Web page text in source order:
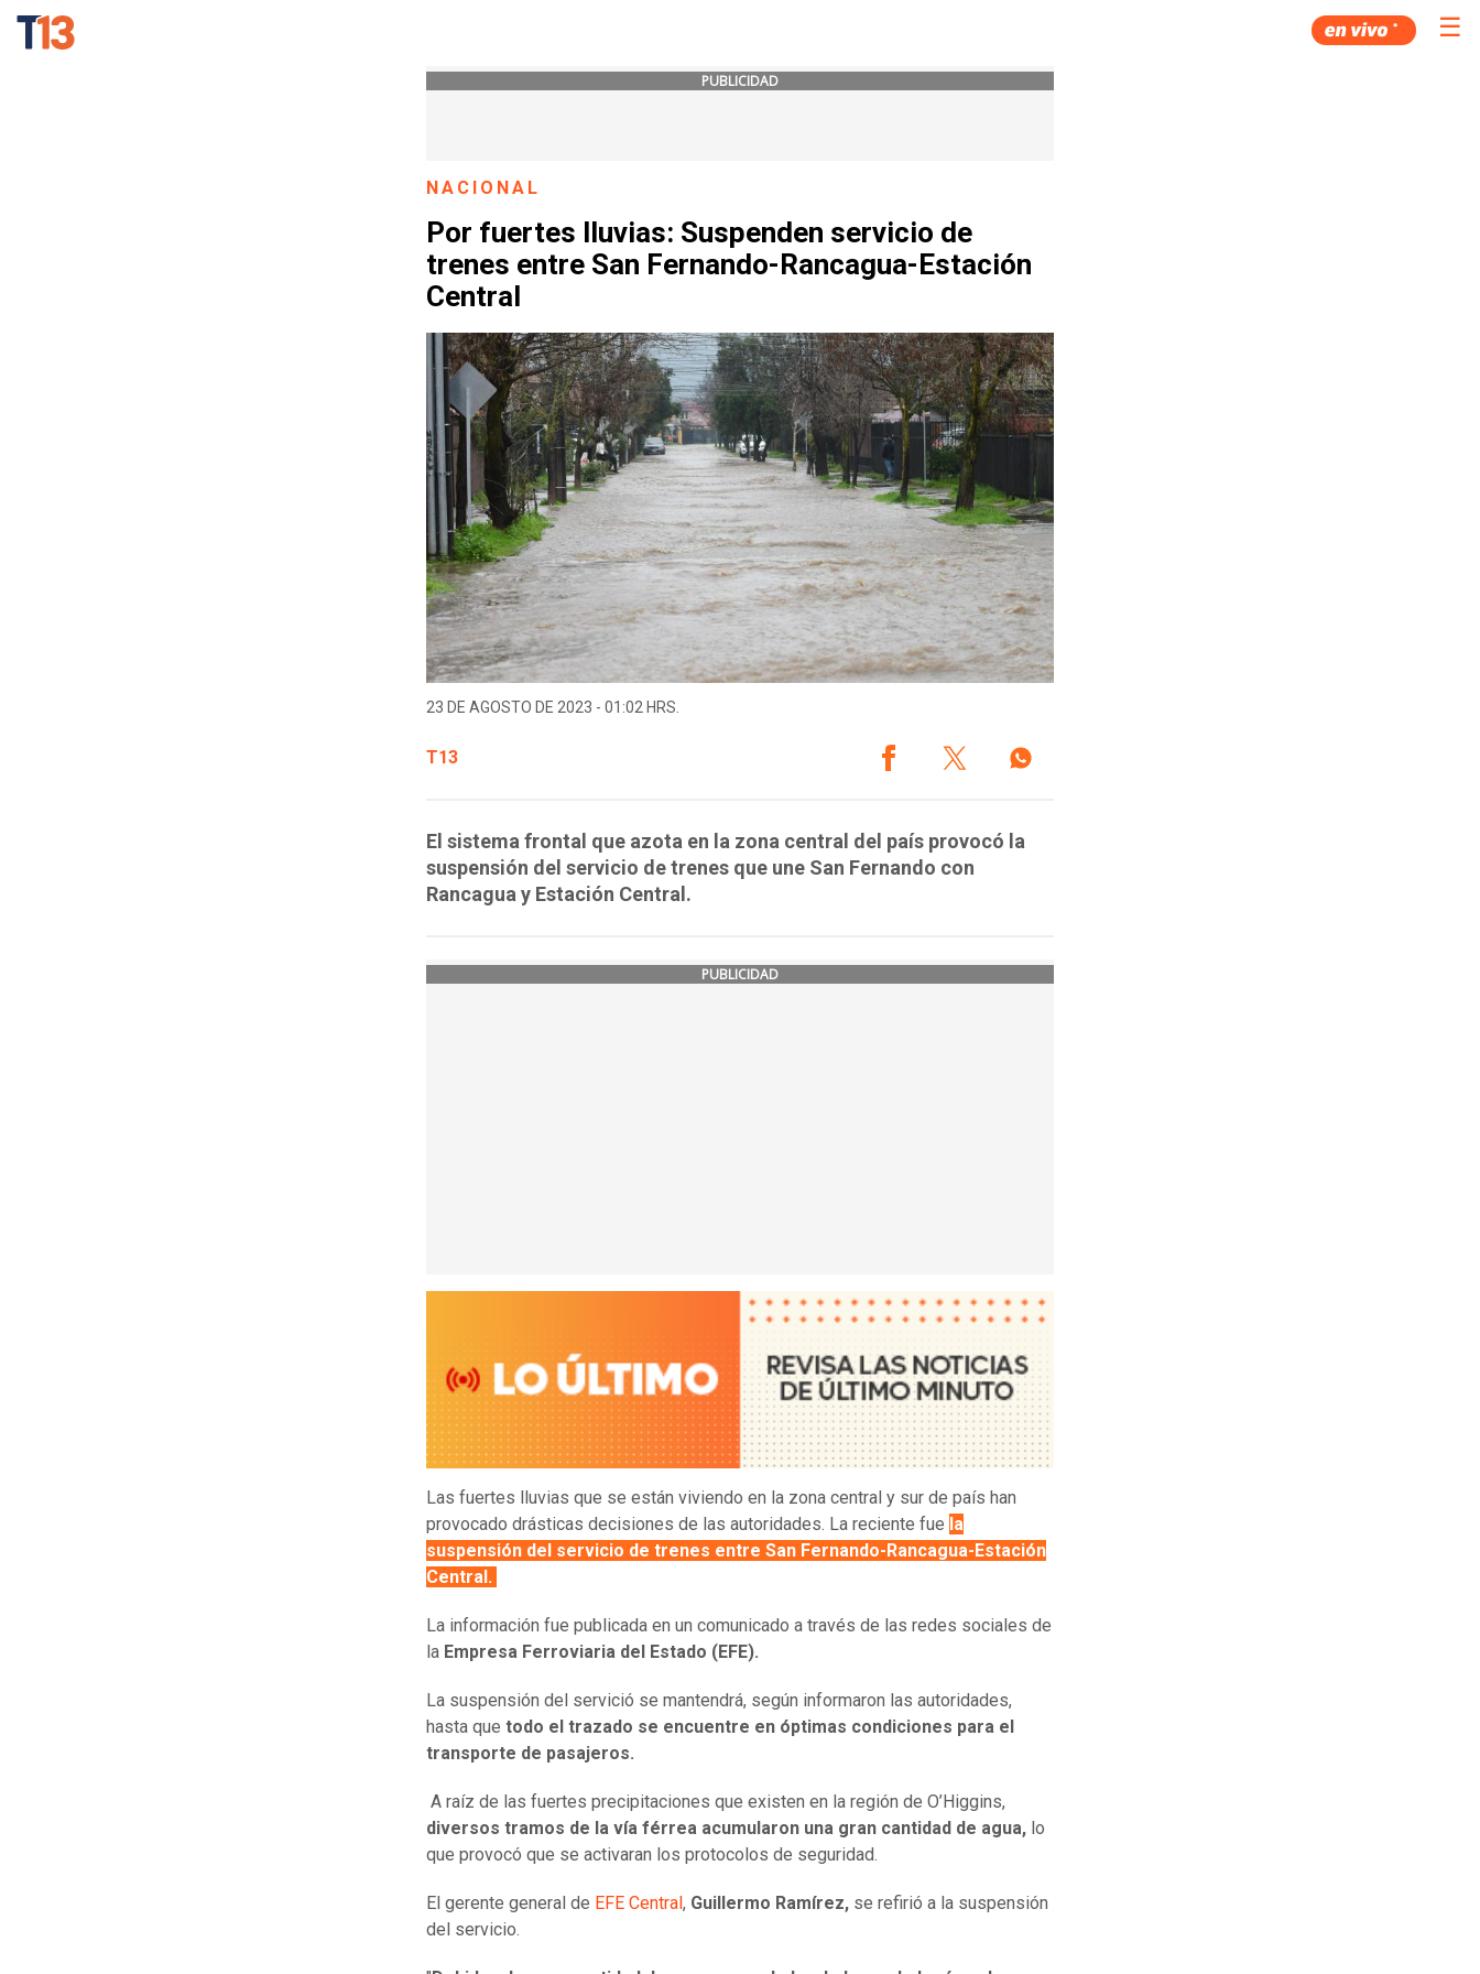
☰
PUBLICIDAD
NACIONAL
Por fuertes lluvias: Suspenden servicio de
trenes entre San Fernando-Rancagua-Estación
Central
23 DE AGOSTO DE 2023 - 01:02 HRS.
T13
El sistema frontal que azota en la zona central del país provocó la
suspensión del servicio de trenes que une San Fernando con
Rancagua y Estación Central.
PUBLICIDAD
Las fuertes lluvias que se están viviendo en la zona central y sur de país han
provocado drásticas decisiones de las autoridades. La reciente fue la
suspensión del servicio de trenes entre San Fernando-Rancagua-Estación
Central.
La información fue publicada en un comunicado a través de las redes sociales de
la Empresa Ferroviaria del Estado (EFE).
La suspensión del servició se mantendrá, según informaron las autoridades,
hasta que todo el trazado se encuentre en óptimas condiciones para el
transporte de pasajeros.
A raíz de las fuertes precipitaciones que existen en la región de O’Higgins,
diversos tramos de la vía férrea acumularon una gran cantidad de agua, lo
que provocó que se activaran los protocolos de seguridad.
El gerente general de EFE Central , Guillermo Ramírez, se refirió a la suspensión
del servicio.